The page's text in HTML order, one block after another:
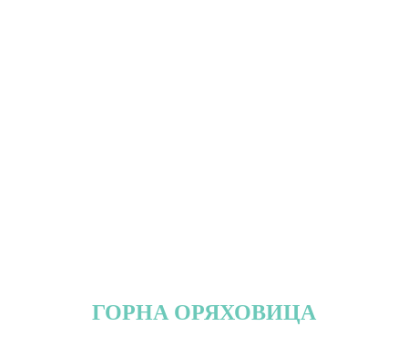
ГОРНА ОРЯХОВИЦА